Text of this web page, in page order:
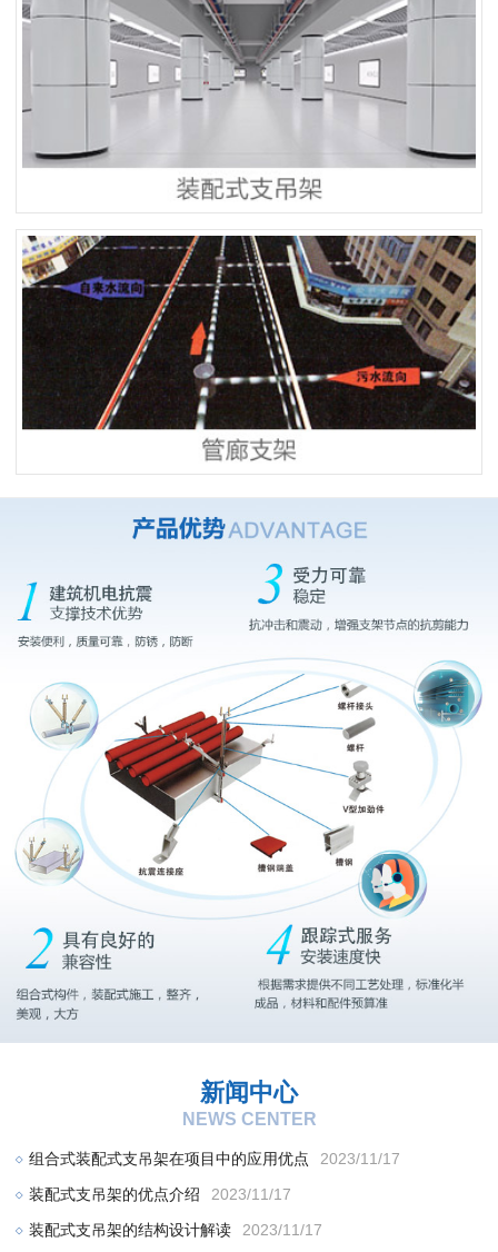
新闻中心
NEWS CENTER
组合式装配式支吊架在项目中的应用优点
2023/11/17
装配式支吊架的优点介绍
2023/11/17
装配式支吊架的结构设计解读
2023/11/17